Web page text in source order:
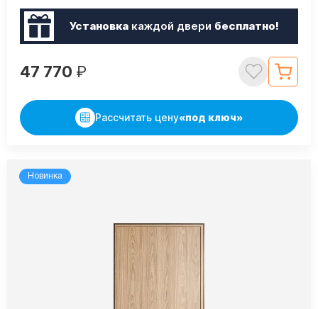
Установкакаждой двери бесплатно!
47 770 ₽
Рассчитать цену«под ключ»
Новинка